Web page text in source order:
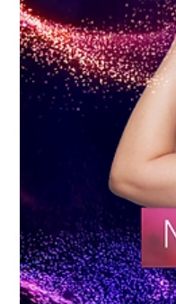
Antoñito
últimos me
gira único
descanso
Tras un año irrepetible,
llevado a vivir
conexión con su
recintos más
las 3 primeras fechas
Mis Últimos "Me
esto nace como una
colofón de una etapa